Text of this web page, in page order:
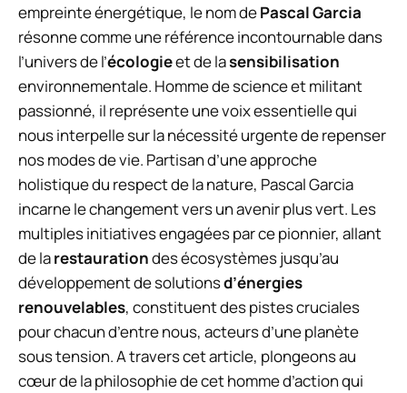
empreinte énergétique, le nom dePascal Garcia
résonne comme une référence incontournable dans
l’univers de l’écologieet de lasensibilisation
environnementale. Homme de science et militant
passionné, il représente une voix essentielle qui
nous interpelle sur la nécessité urgente de repenser
nos modes de vie. Partisan d’une approche
holistique du respect de la nature, Pascal Garcia
incarne le changement vers un avenir plus vert. Les
multiples initiatives engagées par ce pionnier, allant
de larestaurationdes écosystèmes jusqu’au
développement de solutionsd’énergies
renouvelables, constituent des pistes cruciales
pour chacun d’entre nous, acteurs d’une planète
sous tension. A travers cet article, plongeons au
cœur de la philosophie de cet homme d’action qui